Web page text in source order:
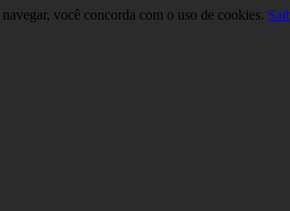
você concorda com o uso de cookies.